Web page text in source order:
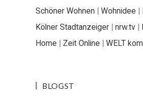
Schöner Wohnen | Wohnidee |
Kölner Stadtanzeiger | nrw.tv |
Home | Zeit Online | WELT
BLOGST